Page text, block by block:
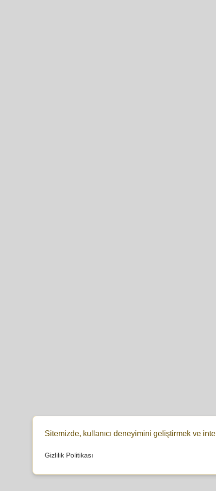
Sitemizde, kullanıcı deneyimini geliştirmek ve
Gizlilik Politikası